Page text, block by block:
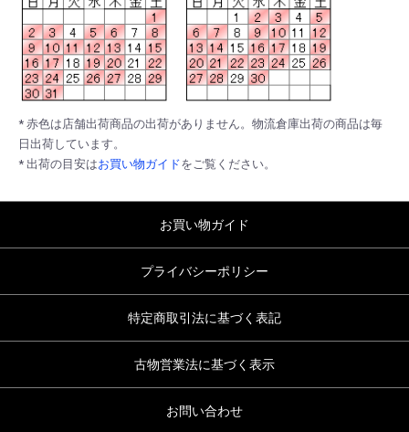
* 赤色は店舗出荷商品の出荷がありません。物流倉庫出荷の商品は毎
日出荷しています。
* 出荷の目安はお買い物ガイドをご覧ください。
お買い物ガイド
プライバシーポリシー
特定商取引法に基づく表記
古物営業法に基づく表示
お問い合わせ